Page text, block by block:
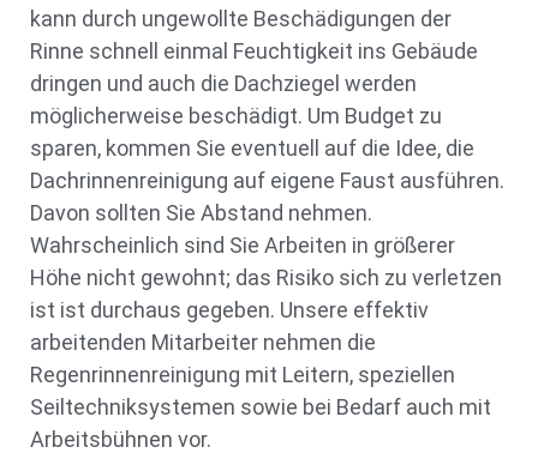
kann durch ungewollte Beschädigungen der
Rinne schnell einmal Feuchtigkeit ins Gebäude
dringen und auch die Dachziegel werden
möglicherweise beschädigt. Um Budget zu
sparen, kommen Sie eventuell auf die Idee, die
Dachrinnenreinigung auf eigene Faust ausführen.
Davon sollten Sie Abstand nehmen.
Wahrscheinlich sind Sie Arbeiten in größerer
Höhe nicht gewohnt; das Risiko sich zu verletzen
ist ist durchaus gegeben. Unsere effektiv
arbeitenden Mitarbeiter nehmen die
Regenrinnenreinigung mit Leitern, speziellen
Seiltechniksystemen sowie bei Bedarf auch mit
Arbeitsbühnen vor.